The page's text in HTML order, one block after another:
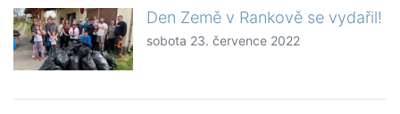
Den Země v Rankově se vydařil!
sobota 23. července 2022